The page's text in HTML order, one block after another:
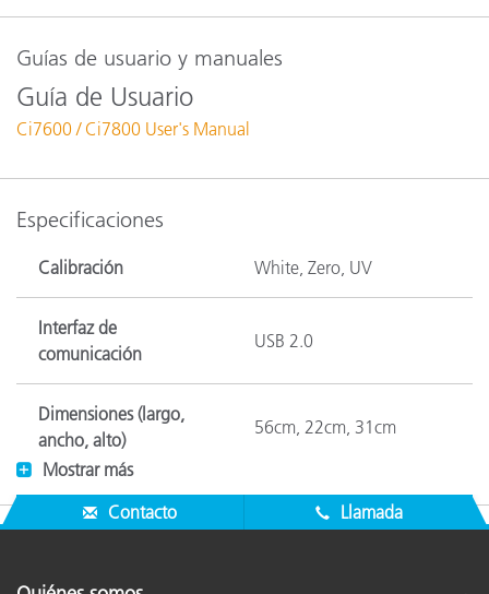
Guías de usuario y manuales
Guía de Usuario
Ci7600 / Ci7800 User's Manual
Especificaciones
Calibración White, Zero, UV
Interfaz de
comunicación
USB 2.0
Dimensiones (largo,
ancho, alto)
56cm, 22cm, 31cm
Asistencia de NetProfiler
incorporada
Humedad
Mostrar más
Contacto
Llamada